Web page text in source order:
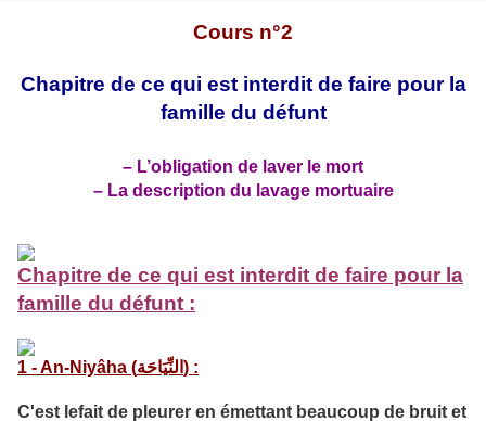
Cours n°2
Chapitre de ce qui est interdit de faire pour la
famille du défunt
– L’obligation de laver le mort
– La description du lavage mortuaire
Chapitre de ce qui est interdit de faire pour la
famille du défunt :
1 - An-Niyâha (النِّيَاحَة ) :
C'est lefait de pleurer en émettant beaucoup de bruit et